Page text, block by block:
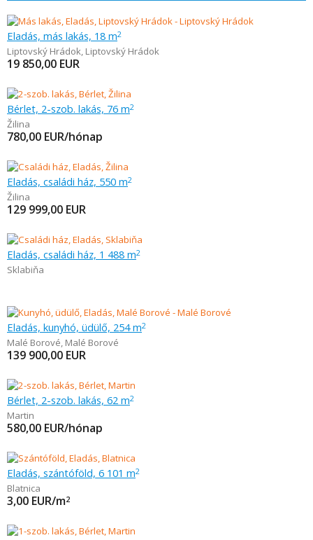
Eladás, más lakás, 18 m2
Liptovský Hrádok, Liptovský Hrádok
19 850,00 EUR
Bérlet, 2-szob. lakás, 76 m2
Žilina
780,00 EUR/hónap
Eladás, családi ház, 550 m2
Žilina
129 999,00 EUR
Eladás, családi ház, 1 488 m2
Sklabiňa
Eladás, kunyhó, üdülő, 254 m2
Malé Borové, Malé Borové
139 900,00 EUR
Bérlet, 2-szob. lakás, 62 m2
Martin
580,00 EUR/hónap
Eladás, szántóföld, 6 101 m2
Blatnica
3,00 EUR/m2